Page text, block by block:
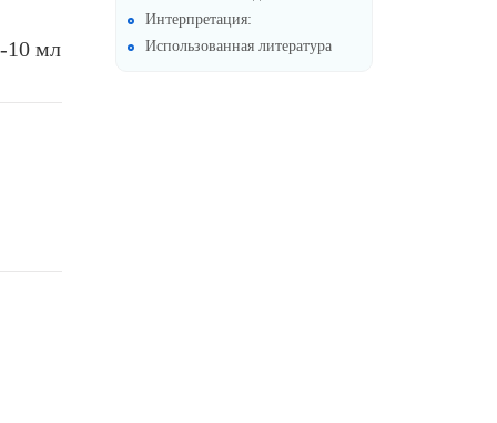
Интерпретация:
Использованная литература
10 мл